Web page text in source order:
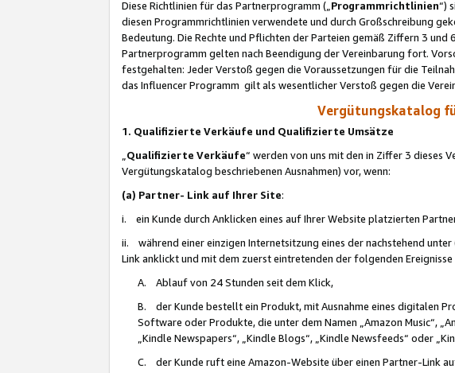
Diese Richtlinien für das Partnerprogramm („Programmrichtlinien“)
diesen Programmrichtlinien verwendete und durch Großschreibung
Bedeutung. Die Rechte und Pflichten der Parteien gemäß Ziffern 3
Partnerprogramm gelten nach Beendigung der Vereinbarung fort.
festgehalten: Jeder Verstoß gegen die Voraussetzungen für die
das Influencer Programm gilt als wesentlicher Verstoß gegen die
Vergütungskatalog
1. Qualifizierte Verkäufe und Qualifizierte Umsätze
Qualifizierte Verkäufe“ werden von uns mit den in Ziffer 3 dieses
Vergütungskatalog beschriebenen Ausnahmen) vor, wenn:
(a) Partner- Link auf Ihrer Site:
i. ein Kunde durch Anklicken eines auf Ihrer Website platzierten
ii. während einer einzigen Internetsitzung eines der nachstehend
Link anklickt und mit dem zuerst eintretenden der folgenden Ereignisse
A. Ablauf von 24 Stunden seit dem Klick,
B. der Kunde bestellt ein Produkt, mit Ausnahme eines digitalen
Software oder Produkte, die unter dem Namen „Amazon Music“,
„Kindle Newspapers“, „Kindle Blogs“, „Kindle Newsfeeds“ oder
C. der Kunde ruft eine Amazon-Website über einen Partner-Link